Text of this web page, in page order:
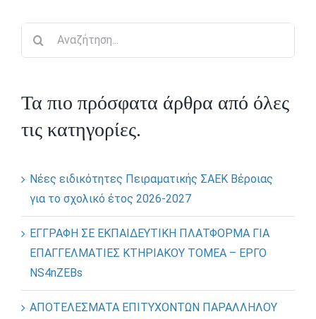
ΠΡΑΚΤΙΚΗ ΑΣΚΗΣΗ
ΕΠΙΚΟΙΝΩΝΙΑ
Τα πιο πρόσφατα άρθρα από όλες
τις κατηγορίες.
Νέες ειδικότητες Πειραματικής ΣΑΕΚ Βέροιας
για το σχολικό έτος 2026-2027
ΕΓΓΡΑΦΗ ΣΕ ΕΚΠΑΙΔΕΥΤΙΚΗ ΠΛΑΤΦΟΡΜΑ ΓΙΑ
ΕΠΑΓΓΕΛΜΑΤΙΕΣ ΚΤΗΡΙΑΚΟΥ ΤΟΜΕΑ – ΕΡΓΟ
NS4nZEBs
ΑΠΟΤΕΛΕΣΜΑΤΑ ΕΠΙΤΥΧΟΝΤΩΝ ΠΑΡΑΛΛΗΛΟΥ